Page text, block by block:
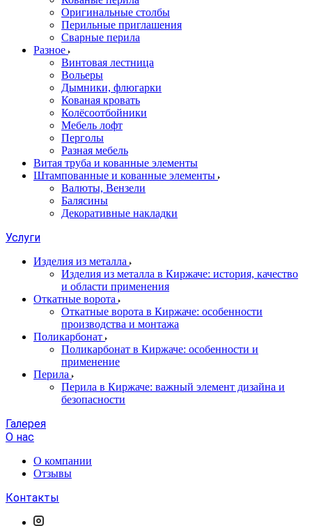
Оригинальные столбы
Перильные приглашения
Сварные перила
Разное
Винтовая лестница
Вольеры
Дымники, флюгарки
Кованая кровать
Колёсоотбойники
Мебель лофт
Перголы
Разная мебель
Витая труба и кованные элементы
Штампованные и кованные элементы
Валюты, Вензели
Балясины
Декоративные накладки
Услуги
Изделия из металла
Изделия из металла в Киржаче: история, качество
и области применения
Откатные ворота
Откатные ворота в Киржаче: особенности
производства и монтажа
Поликарбонат
Поликарбонат в Киржаче: особенности и
применение
Перила
Перила в Киржаче: важный элемент дизайна и
безопасности
Галерея
О нас
О компании
Отзывы
Контакты